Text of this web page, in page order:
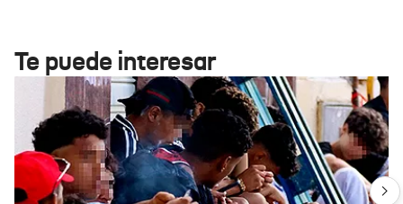
Te puede interesar